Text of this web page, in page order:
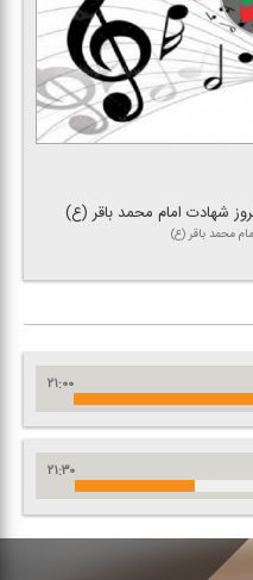
شهادت امام محمد باقر (ع)
محمد باقر (ع)
۲۱:۰۰
۲۱:۳۰